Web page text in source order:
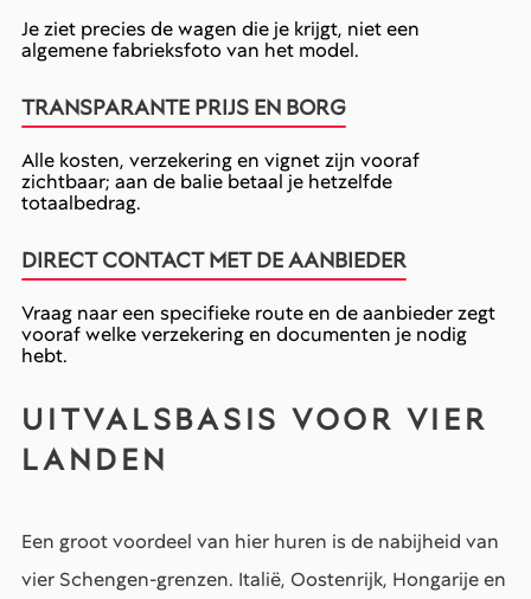
Je ziet precies de wagen die je krijgt, niet een
algemene fabrieksfoto van het model.
TRANSPARANTE PRIJS EN BORG
Alle kosten, verzekering en vignet zijn vooraf
zichtbaar; aan de balie betaal je hetzelfde
totaalbedrag.
DIRECT CONTACT MET DE AANBIEDER
Vraag naar een specifieke route en de aanbieder zegt
vooraf welke verzekering en documenten je nodig
hebt.
UITVALSBASIS VOOR VIER
LANDEN
Een groot voordeel van hier huren is de nabijheid van
vier Schengen-grenzen. Italië, Oostenrijk, Hongarije en